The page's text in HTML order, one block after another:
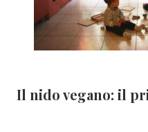
Il nido vegano: il